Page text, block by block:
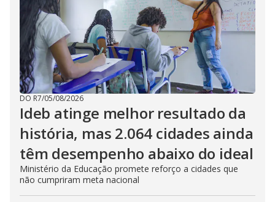
DO R7/05/08/2026
Ideb atinge melhor resultado da
história, mas 2.064 cidades ainda
têm desempenho abaixo do ideal
Ministério da Educação promete reforço a cidades que
não cumpriram meta nacional